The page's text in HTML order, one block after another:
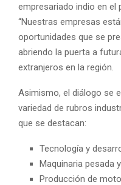
empresariado indio en el
“Nuestras empresas
oportunidades que se
abriendo la puerta a
extranjeros en la región.
Asimismo, el diálogo se
variedad de rubros
que se destacan:
Tecnología y
Maquinaria pesada
Producción de